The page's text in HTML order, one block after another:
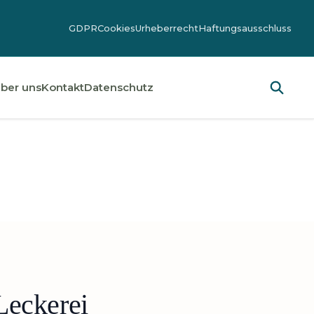
GDPRCookiesUrheberrechtHaftungsausschluss
unsKontaktDatenschutz